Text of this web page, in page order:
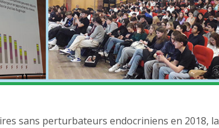
sans perturbateurs endocriniens en 2018, la